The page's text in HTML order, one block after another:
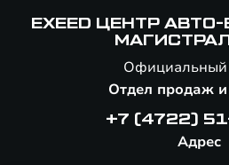
EXEED ЦЕНТР
Официальный
Отдел продаж и
+7 (4722)
Адрес